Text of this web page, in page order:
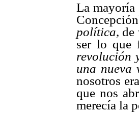
La mayoría
política, de
ser lo que
revolución
una nueva
nosotros
que nos
merecía la